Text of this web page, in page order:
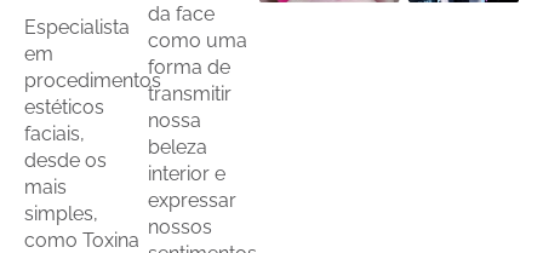
Especialista
em
procedimentos
estéticos
faciais,
desde os
mais
simples,
como Toxina
da face
como uma
forma de
transmitir
nossa
beleza
interior e
expressar
nossos